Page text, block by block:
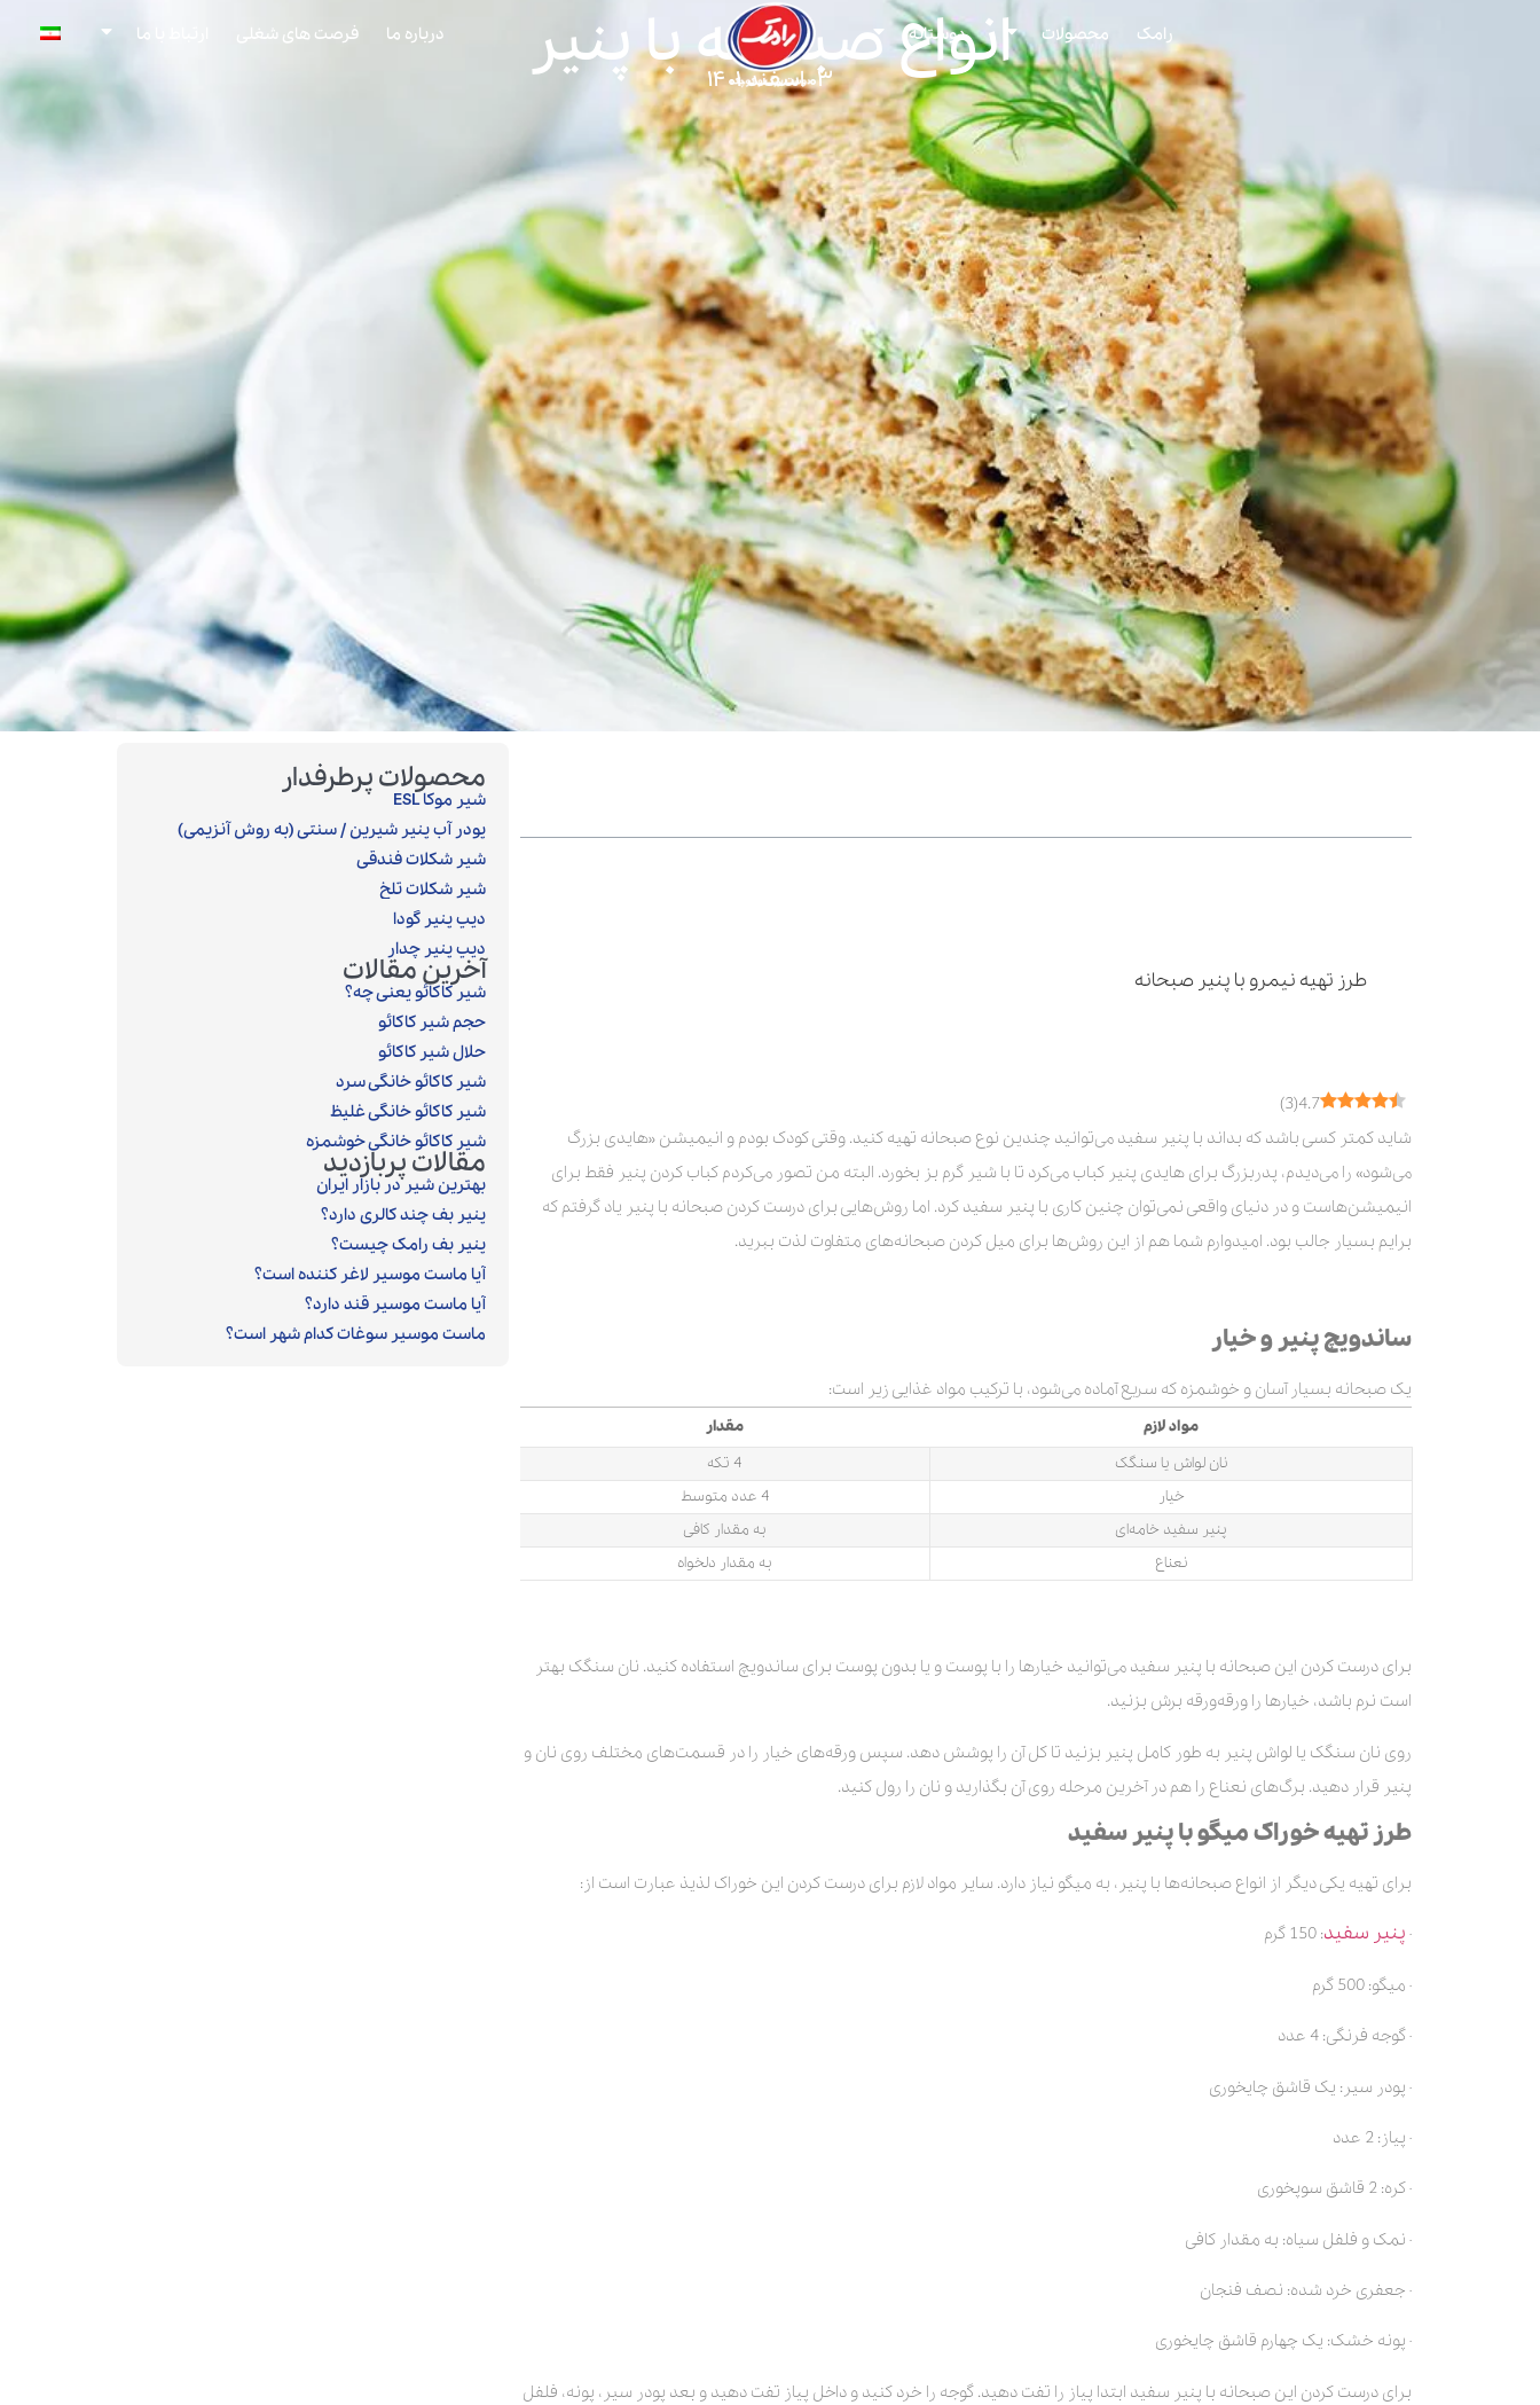
درباره ما فرصت های شغلی ارتباط با ما رامک محصولات دوستانه
انواع صبحانه با پنیر
۰۳ اسفند ۱۴۰۱
طرز تهیه نیمرو با پنیر صبحانه
کلام آخر
4.7
(
3
)
شاید کمتر کسی باشد که بداند با پنیر سفید می‌توانید چندین نوع صبحانه تهیه کنید. وقتی کودک بودم و انیمیشن «هایدی بزرگ
می‌شود» را می‌دیدم، پدربزرگ برای هایدی پنیر کباب می‌کرد تا با شیر گرم بز بخورد. البته من تصور می‌کردم کباب کردن پنیر فقط برای
انیمیشن‌هاست و در دنیای واقعی نمی‌توان چنین کاری با پنیر سفید کرد. اما روش‌هایی برای درست کردن صبحانه با پنیر یاد گرفتم که
برایم بسیار جالب بود. امیدوارم شما هم از این روش‌ها برای میل کردن صبحانه‌های متفاوت لذت ببرید.
ساندویچ پنیر و خیار
یک صبحانه بسیار آسان و خوشمزه که سریع آماده می‌شود، با ترکیب مواد غذایی زیر است:
مواد لازم
مقدار
نان لواش یا سنگک
4 تکه
خیار
4 عدد متوسط
پنیر سفید خامه‌ای
به مقدار کافی
نعناع
به مقدار دلخواه
برای درست کردن این صبحانه با پنیر سفید می‌توانید خیارها را با پوست و یا بدون پوست برای ساندویچ استفاده کنید. نان سنگک بهتر
است نرم باشد، خیارها را ورقه‌ورقه برش بزنید.
روی نان سنگک یا لواش پنیر به طور کامل پنیر بزنید تا کل آن را پوشش دهد. سپس ورقه‌های خیار را در قسمت‌های مختلف روی نان و
پنیر قرار دهید. برگ‌های نعناع را هم در آخرین مرحله روی آن بگذارید و نان را رول کنید.
طرز تهیه خوراک میگو با پنیر سفید
برای تهیه یکی دیگر از انواع صبحانه‌ها با پنیر، به میگو نیاز دارد. سایر مواد لازم برای درست کردن این خوراک لذیذ عبارت است از:
· پنیر سفید: 150 گرم
· میگو: 500 گرم
· گوجه فرنگی: 4 عدد
· پودر سیر: یک قاشق چایخوری
· پیاز: 2 عدد
· کره: 2 قاشق سوپخوری
· نمک و فلفل سیاه: به مقدار کافی
· جعفری خرد شده: نصف فنجان
· پونه خشک: یک چهارم قاشق چایخوری
برای درست کردن این صبحانه با پنیر سفید ابتدا پیاز را تفت دهید. گوجه را خرد کنید و داخل پیاز تفت دهید و بعد پودر سیر، پونه، فلفل
محصولات پرطرفدار
شیر موکا ESL
پودر آب پنیر شیرین / سنتی (به روش آنزیمی)‎
شیر شکلات فندقی
شیر شکلات تلخ
دیپ پنیر گودا
دیپ پنیر چدار
آخرین مقالات
شیر کاکائو یعنی چه؟
حجم شیر کاکائو
حلال شیر کاکائو
شیر کاکائو خانگی سرد
شیر کاکائو خانگی غلیظ
شیر کاکائو خانگی خوشمزه
مقالات پربازدید
بهترین شیر در بازار ایران
پنیر بف چند کالری دارد؟
پنیر بف رامک چیست؟
آیا ماست موسیر لاغر کننده است؟
آیا ماست موسیر قند دارد؟
ماست موسیر سوغات کدام شهر است؟